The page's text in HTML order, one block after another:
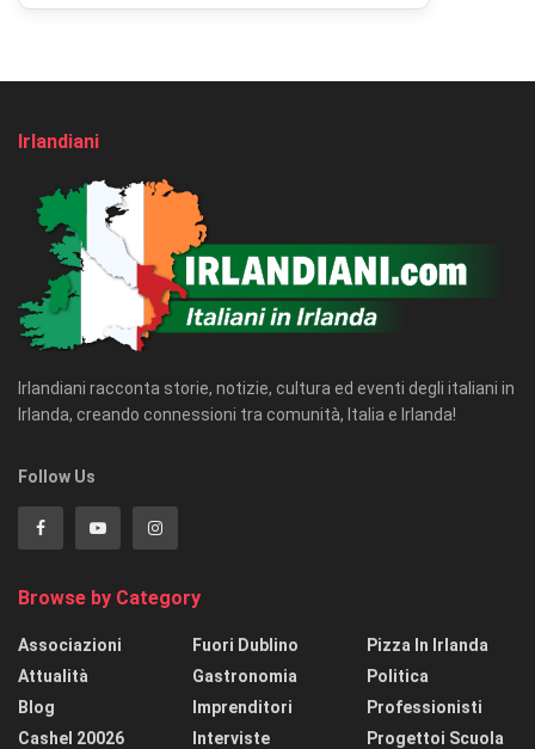
Irlandiani
Irlandiani racconta storie, notizie, cultura ed eventi degli italiani in
Irlanda, creando connessioni tra comunità, Italia e Irlanda!
Follow Us
Browse by Category
Associazioni
Attualità
Blog
Cashel 20026
Fuori Dublino
Gastronomia
Imprenditori
Interviste
Pizza In Irlanda
Politica
Professionisti
Progettoi Scuola